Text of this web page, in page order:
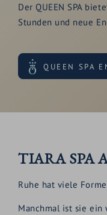
Der QUEEN SPA
Stunden und neue
QUEEN SPA
TIARA SPA
Ruhe hat viele
Manchmal ist sie ein